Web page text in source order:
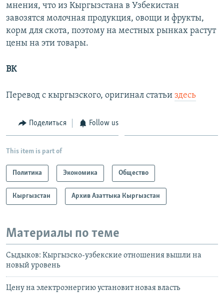
мнения, что из Кыргызстана в Узбекистан
завозятся молочная продукция, овощи и фрукты,
корм для скота, поэтому на местных рынках растут
цены на эти товары.
ВК
Перевод с кыргызского, оригинал статьи здесь
Поделиться Follow us
This item is part of
Политика Экономика Общество
Кыргызстан Архив Азаттыка Кыргызстан
Материалы по теме
Сыдыков: Кыргызско-узбекские отношения вышли на
новый уровень
Цену на электроэнергию установит новая власть